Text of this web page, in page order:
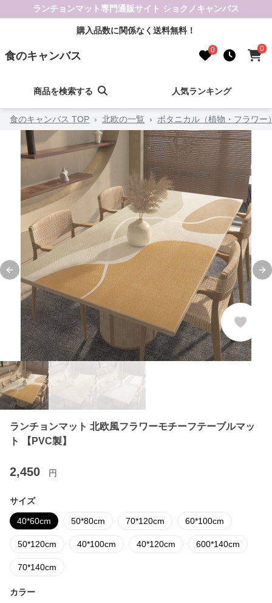
ランチョンマット専門通販サイト ショクノキャンバス
購入品数に関係なく送料無料！
食のキャンバス 0 0
商品を検索する 人気ランキング
食のキャンバス TOP › 北欧の一覧 › ボタニカル（植物・フラワー
Previous slide
ランチョンマット 北欧風フラワーモチーフテーブルマッ
ト 【PVC製】
2,450 円
サイズ
40*60cm 50*80cm 70*120cm 60*100cm
50*120cm 40*100cm 40*120cm 600*140cm
70*140cm
カラー